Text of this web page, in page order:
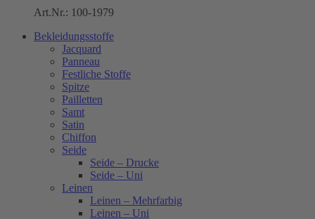
Art.Nr.: 100-1979
Bekleidungsstoffe
Jacquard
Panneau
Festliche Stoffe
Spitze
Pailletten
Samt
Satin
Chiffon
Seide
Seide – Drucke
Seide – Uni
Leinen
Leinen – Mehrfarbig
Leinen – Uni